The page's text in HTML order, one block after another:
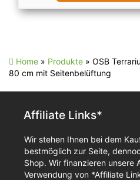
Home » Produkte » OSB
80 cm mit Seitenbelüftung
Affiliate Links*
Wir stehen Ihnen bei dem
bestmöglich zur Seite,
Shop. Wir finanzieren unsere
Verwendung von *Affiliate